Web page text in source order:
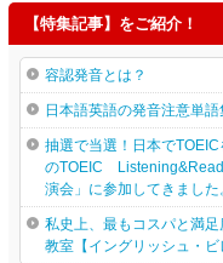
【特集記事】をご紹介！
容認発音とは？
日本語英語の発音注意単語
抽選で当選！日本で
のTOEIC
演会」に参加してきました
私史上、最もコスパと満
教室【イングリッシュ・